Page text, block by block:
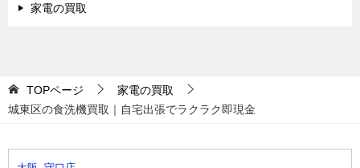
家電の買取
TOPページ
家電の買取
城東区の食洗機買取｜自宅出張でラクラク即現金